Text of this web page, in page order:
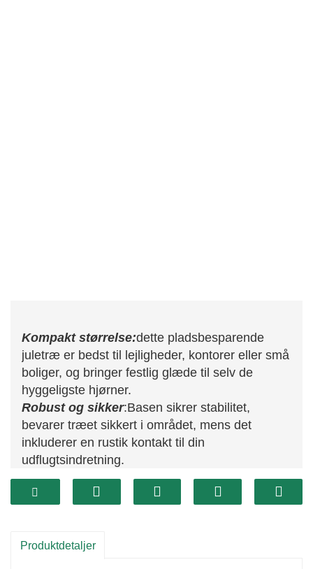
Kompakt størrelse:dette pladsbesparende
juletræ er bedst til lejligheder, kontorer eller små
boliger, og bringer festlig glæde til selv de
hyggeligste hjørner.
Robust og sikker:Basen sikrer stabilitet,
bevarer træet sikkert i området, mens det
inkluderer en rustik kontakt til din
udflugtsindretning.
Alsidig dekoration:Dette uerfarne PE juletræ
tjener som et alsidigt lærred til din kreative flair.
Produktdetaljer